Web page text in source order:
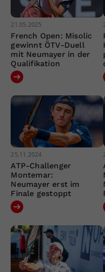
21.05.2025
French Open: Misolic
gewinnt ÖTV-Duell
mit Neumayer in der
Qualifikation
25.11.2024
ATP-Challenger
Montemar:
Neumayer erst im
Finale gestoppt